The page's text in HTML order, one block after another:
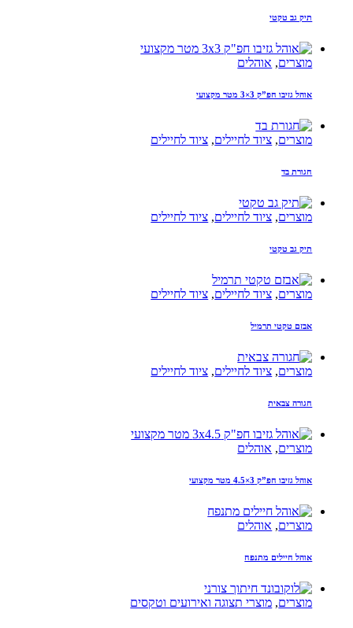
תיק גב טקטי
מוצרים, אוהלים
אוהל גזיבו חפ”ק 3×3 מטר מקצועי
מוצרים, ציוד לחיילים, ציוד לחיילים
חגורת בד
מוצרים, ציוד לחיילים, ציוד לחיילים
תיק גב טקטי
מוצרים, ציוד לחיילים, ציוד לחיילים
אבזם טקטי תרמיל
מוצרים, ציוד לחיילים, ציוד לחיילים
חגורה צבאית
מוצרים, אוהלים
אוהל גזיבו חפ”ק 3×4.5 מטר מקצועי
מוצרים, אוהלים
אוהל חיילים מתנפח
מוצרים, מוצרי תצוגה ואירועים וטקסים